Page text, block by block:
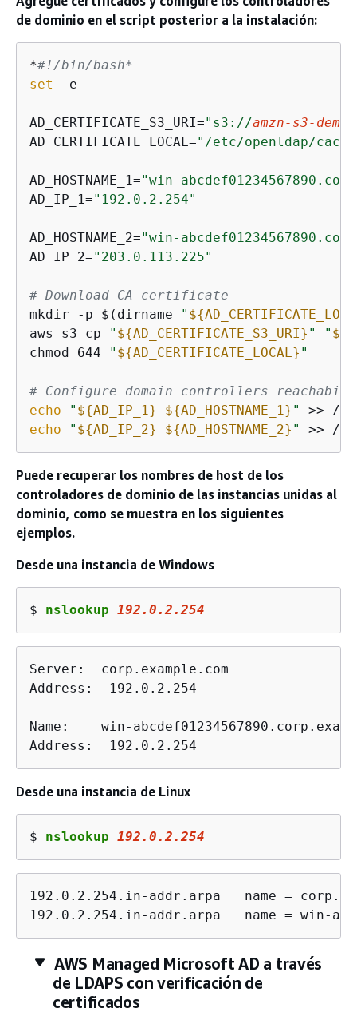
de dominio en el script posterior a la instalación:
*#!/bin/bash*
set
-e
AD_CERTIFICATE_S3_URI="s3://amzn-s3-
AD_CERTIFICATE_LOCAL="/etc/openldap/
AD_HOSTNAME_1="win-
AD_IP_1="192.0.2.254"
AD_HOSTNAME_2="win-
AD_IP_2="203.0.113.225"
# Download CA certificate
mkdir -p $(dirname
" ${
aws s3 cp
" ${AD_CERTIFICATE_S3_URI} " " $
chmod 644
" ${AD_CERTIFICATE_LOCAL} "
# Configure domain controllers
echo
" ${AD_IP_1} ${AD_HOSTNAME_1} "
echo
" ${AD_IP_2} ${AD_HOSTNAME_2} " >> /
Puede recuperar los nombres de host de los
controladores de dominio de las instancias unidas al
dominio, como se muestra en los siguientes
ejemplos.
Desde una instancia de Windows
$ nslookup 192.0.2.254
Server:  corp.example.com
Address:  192.0.2.254
Name:    win-
Address:  192.0.2.254
Desde una instancia de Linux
$ nslookup 192.0.2.254
192.0.2.254.in-addr.arpa   name =
192.0.2.254.in-addr.arpa   name = win-
AWS Managed Microsoft AD a través
de LDAPS con verificación de
certificados